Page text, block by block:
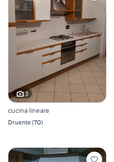
3
cucina lineare
Druento(TO)